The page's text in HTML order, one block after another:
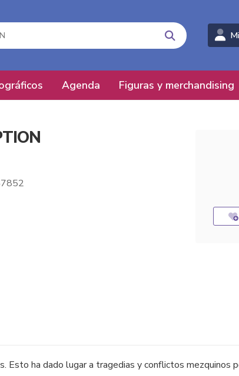
Agenda Figuras y merchandising
Esto ha dado lugar a tragedias y conflictos mezquinos